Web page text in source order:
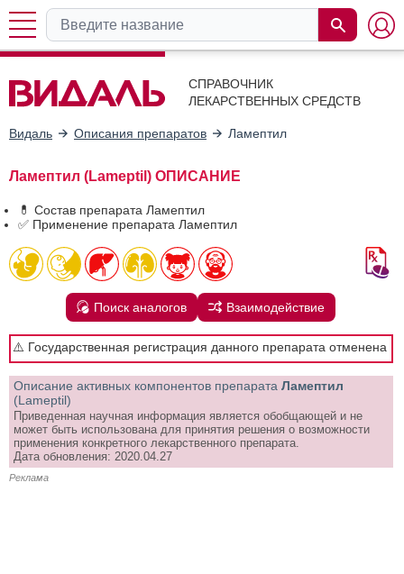
СПРАВОЧНИК
ЛЕКАРСТВЕННЫХ СРЕДСТВ
Видаль Описания препаратов Ламептил
Ламептил (Lameptil) ОПИСАНИЕ
💊 Состав препарата Ламептил
✅ Применение препарата Ламептил
Поиск аналогов Взаимодействие
⚠️ Государственная регистрация данного препарата отменена
Описание активных компонентов препарата Ламептил
(Lameptil)
Приведенная научная информация является обобщающей и не
может быть использована для принятия решения о возможности
применения конкретного лекарственного препарата.
Дата обновления: 2020.04.27
Реклама